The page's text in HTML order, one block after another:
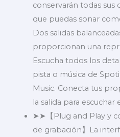
conservarán todas sus
que puedas sonar
Dos salidas
proporcionan una
Escucha todos los
pista o música de
Music. Conecta tus
la salida para
➤➤【Plug and Play y
de grabación】La